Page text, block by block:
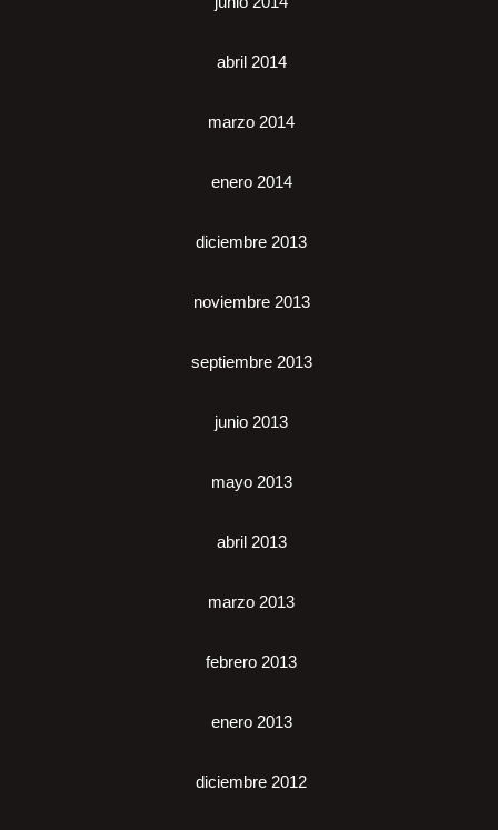
abril 2014
marzo 2014
enero 2014
diciembre 2013
noviembre 2013
septiembre 2013
junio 2013
mayo 2013
abril 2013
marzo 2013
febrero 2013
enero 2013
diciembre 2012